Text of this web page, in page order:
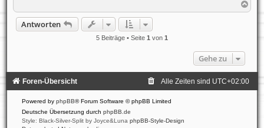
a
Antworten
5 Beiträge • Seite 1 von 1
Gehe zu
Foren-Übersicht Alle Zeiten sind UTC+02:00
Powered by phpBB® Forum Software © phpBB Limited
Deutsche Übersetzung durch phpBB.de
Style: Black-Silver-Split by Joyce&Luna phpBB-Style-Design